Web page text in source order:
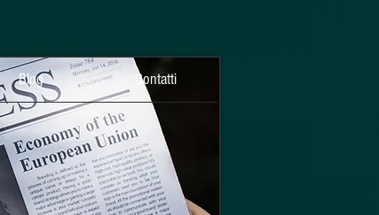
Blog Contatti